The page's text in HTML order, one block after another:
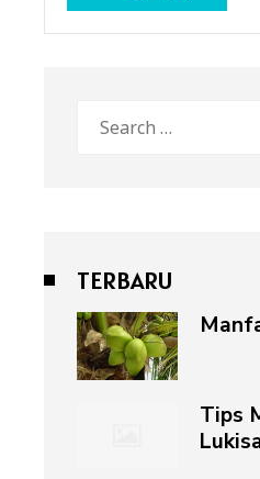
for:
TERBARU
Tips